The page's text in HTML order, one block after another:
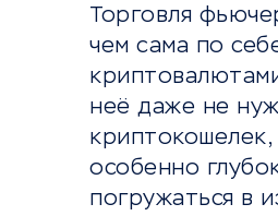
Торговля
чем сама по
неё даже не
особенно
погружаться в